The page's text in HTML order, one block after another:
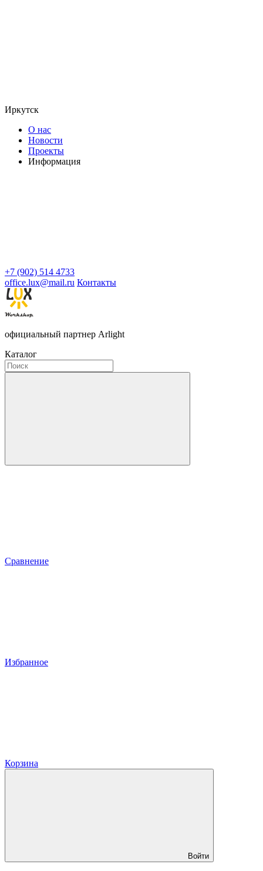
Иркутск
О нас
Новости
Проекты
Информация
+7 (902) 514 4733
office.lux@mail.ru Контакты
официальный партнер Arlight
Каталог
Сравнение
Избранное
Корзина
Войти